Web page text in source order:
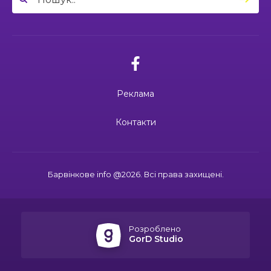
04:27
Барвінківського ліцею №1 пройшли фахове
Спільними зусиллями заради дітей: у
Барвінковому створили сучасний творчий
Поки звучить материнська молитва,
живе пам’ять
життя зупинився на цифрі 24
Барвінкове info @2026. Всі права захищені.
Реклама
Контакти
Розроблено
GorD Studio